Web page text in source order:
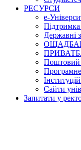
РЕСУРСИ
е-
Підтримка
Державні
Поштовий
Сайти
Запитати у